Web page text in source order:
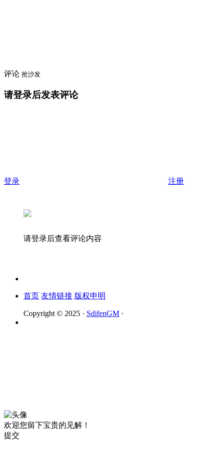
评论 抢沙发
请登录后发表评论
登录 注册
请登录后查看评论内容
首页 友情链接 版权申明
Copyright © 2025 · SdifenGM ·
欢迎您留下宝贵的见解！
提交